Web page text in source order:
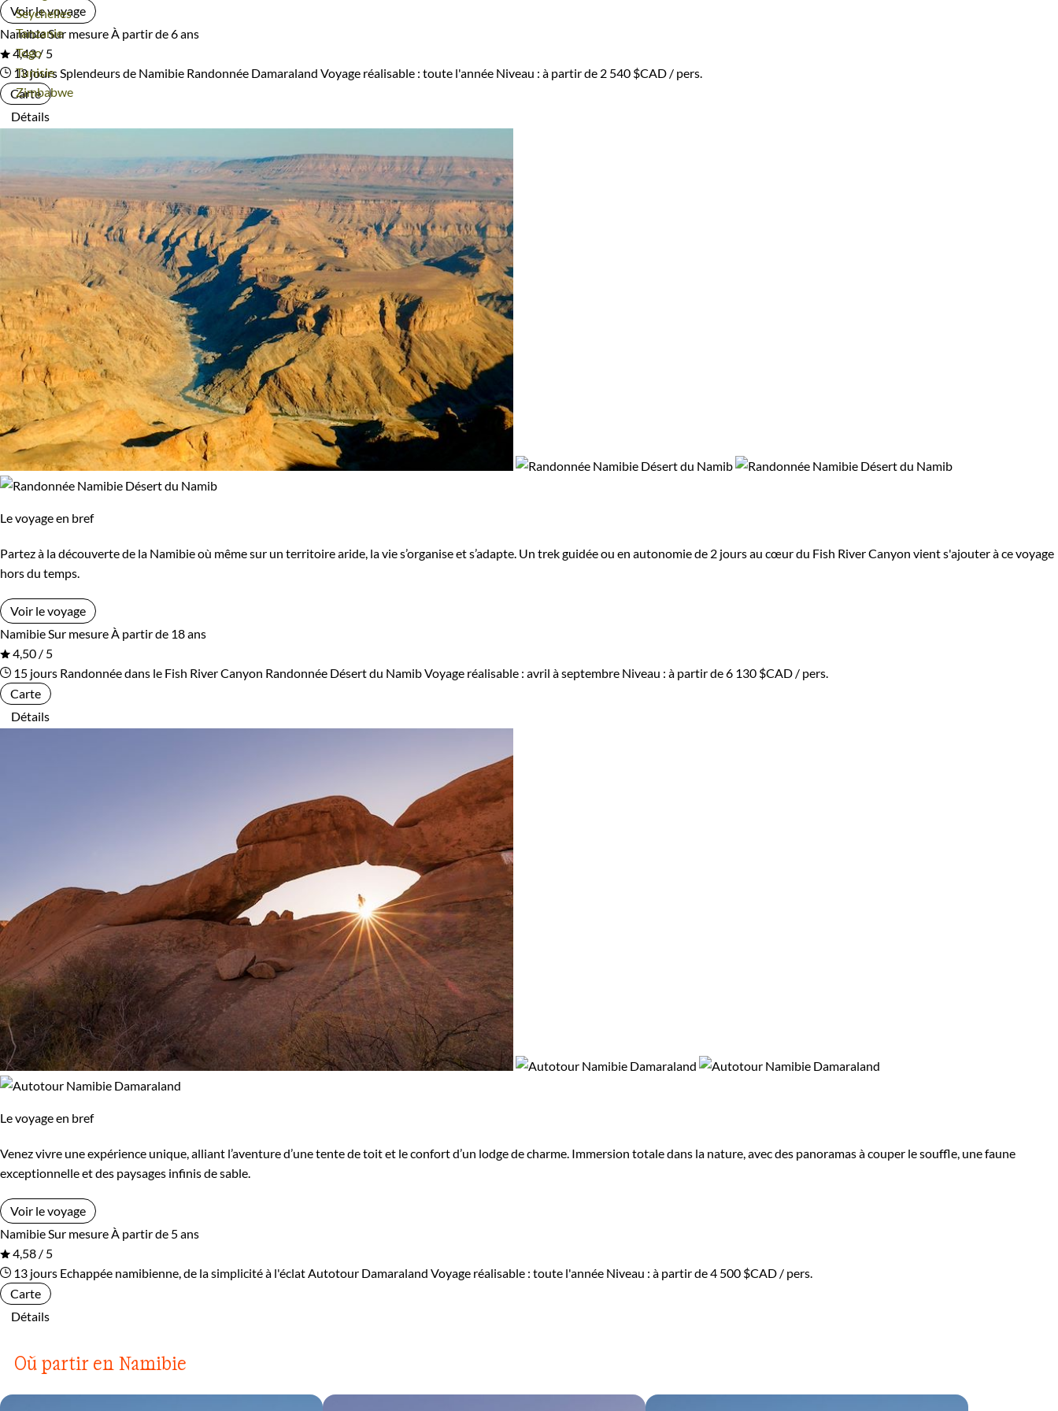
Voyage
Seychelles
Voyage
Tanzanie
Voyage
Togo
Voyage
Tunisie
Voyage
Zimbabwe
Voir le voyage
NamibieSur mesureÀ partir de 6 ans
4,43 / 5
13 joursSplendeurs de Namibie Randonnée Damaraland Voyage réalisable : toute l'année Niveau : à partir de 2 540 $CAD / pers.
Carte
Détails
Le voyage en bref
Partez à la découverte de la Namibie où même sur un territoire aride, la vie s’organise et s’adapte. Un trek guidée ou en autonomie de 2 jours au cœur du Fish River Canyon vient s'ajouter à ce voyage
hors du temps.
Voir le voyage
NamibieSur mesureÀ partir de 18 ans
4,50 / 5
15 jours Randonnée dans le Fish River Canyon Randonnée Désert du NamibVoyage réalisable : avril à septembre Niveau : à partir de6 130 $CAD / pers.
Carte
Détails
Le voyage en bref
Venez vivre une expérience unique, alliant l’aventure d’une tente de toit et le confort d’un lodge de charme. Immersion totale dans la nature, avec des panoramas à couper le souffle, une faune
exceptionnelle et des paysages infinis de sable.
Voir le voyage
NamibieSur mesureÀ partir de 5 ans
4,58 / 5
13 jours Echappée namibienne, de la simplicité à l'éclatAutotour Damaraland Voyage réalisable : toute l'année Niveau : à partir de4 500 $CAD / pers.
Carte
Détails
Où partir en Namibie